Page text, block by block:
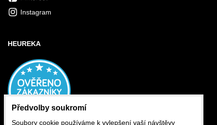
Instagram
HEUREKA
Předvolby soukromí
Soubory cookie používáme k vylepšení vaší návštěvy